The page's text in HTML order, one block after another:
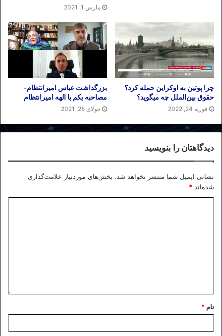
مارس 1, 2021
چرا پوتین به اوکراین حمله کرد؟
حقوق بین‌الملل چه میگوید؟
فوریه 24, 2022
بزرگداشت عباس امیرانتظام-
مصاحبه یکم با الهه امیرانتظام
جولای 28, 2021
دیدگاهتان را بنویسید
نشانی ایمیل شما منتشر نخواهد شد. بخش‌های موردنیاز علامت‌گذاری
شده‌اند *
نام *